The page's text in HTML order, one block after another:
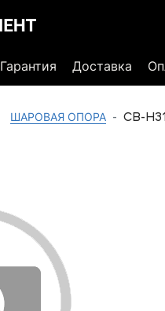
Гарантия Доставка
ШАРОВАЯ ОПОРА CB-